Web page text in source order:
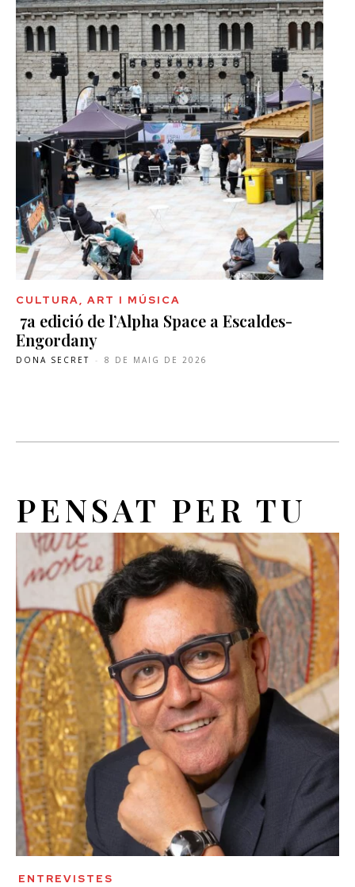
CULTURA, ART I MÚSICA
7a edició de l’Alpha Space a Escaldes-
Engordany
DONA SECRET - 8 DE MAIG DE 2026
PENSAT PER TU
ENTREVISTES